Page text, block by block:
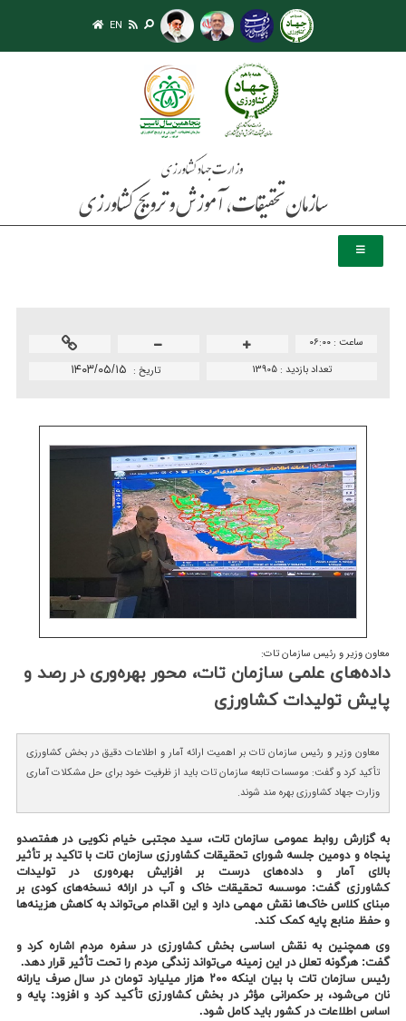
EN
ساعت :۰۶:۰۰
تاريخ : ۱۴۰۳/۰۵/۱۵ تعداد بازدید :13905
معاون وزیر و رئیس سازمان تات:
داده‌های علمی سازمان تات، محور بهره‌وری در رصد و
پایش تولیدات كشاورزی
معاون وزیر و رئیس سازمان تات بر اهمیت ارائه آمار و اطلاعات دقیق در بخش کشاورزی
تأکید کرد و گفت: موسسات تابعه سازمان تات باید از ظرفیت خود برای حل مشکلات آماری
وزارت جهاد کشاورزی بهره مند شوند.
به گزارش روابط عمومی سازمان تات، سید مجتبی خیام نکویی در هفتصدو
پنجاه‌ و دومین جلسه شورای تحقیقات کشاورزی سازمان تات با تاکید بر تأثیر
بالای آمار و داده‌های درست بر افزایش بهره‌وری در تولیدات
کشاورزی گفت: موسسه تحقیقات خاک و آب در ارائه نسخه‌های کودی بر
مبنای کلاس خاک‌ها نقش مهمی دارد و این اقدام می‌تواند به کاهش هزینه‌ها
و حفظ منابع پایه کمک کند.
وی همچنین به نقش اساسی بخش کشاورزی در سفره مردم اشاره کرد و
گفت: هرگونه تعلل در این زمینه می‌تواند زندگی مردم را تحت تأثیر قرار دهد.
رئیس سازمان تات با بیان اینکه ۲۰۰ هزار میلیارد تومان در سال صرف یارانه
نان می‌شود، بر حکمرانی مؤثر در بخش کشاورزی تأکید کرد و افزود: پایه و
اساس اطلاعات در کشور باید کامل شود.